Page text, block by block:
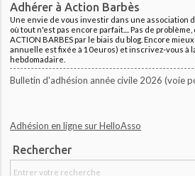
Adhérer à Action Barbès
Une envie de vous investir dans une association
où tout n'est pas encore parfait.... Pas de
ACTION BARBES par le biais du blog. Encore
annuelle est fixée à 10euros) et inscrivez-vous à
hebdomadaire.
Bulletin d'adhésion année civile 2026 (voie
Adhésion en ligne sur HelloAsso
Rechercher